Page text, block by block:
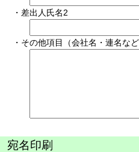
・差出人氏名2
・その他項目（会社名・連名など
宛名印刷